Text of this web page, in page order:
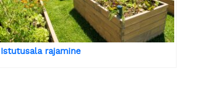
Istutusala rajamine